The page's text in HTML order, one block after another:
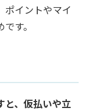
ポイントやマイ
す。
と、仮払いや立